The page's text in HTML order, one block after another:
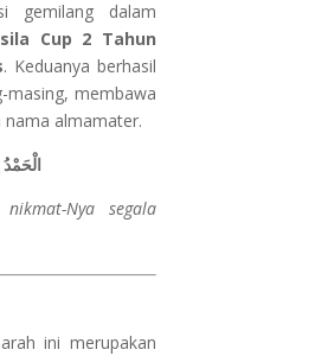
gemilang dalam
Cup 2 Tahun
. Keduanya berhasil
masing, membawa
almamater.
Nya segala
ini merupakan